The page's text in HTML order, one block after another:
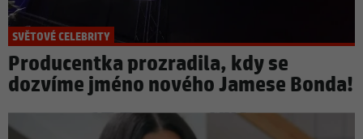
SVĚTOVÉ CELEBRITY
Producentka prozradila, kdy se
dozvíme jméno nového Jamese Bonda!